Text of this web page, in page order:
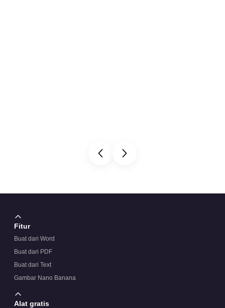
Fitur
Buat dari Word
Buat dari PDF
Buat dari Text
Gambar Nano Banana
Alat gratis